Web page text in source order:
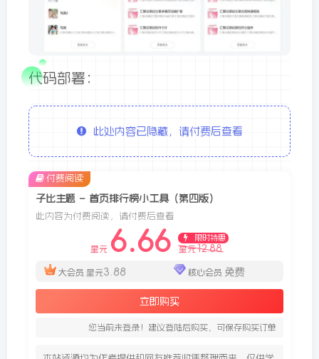
代码部署：
此处内容已隐藏，请付费后查看
子比主题 – 首页排行榜小工具（第四版）
此内容为付费阅读，请付费后查看
星元 6.66
限时特惠
星元 12.88
大会员 星元3.88 核心会员 免费
立即购买
您当前未登录！建议登陆后购买，可保存购买订单
付费阅读